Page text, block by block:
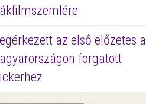
az első előzetes a
forgatott